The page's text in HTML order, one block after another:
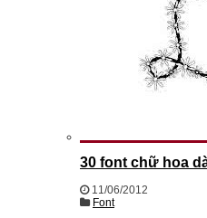
30 font chữ hoa
11/06/2012
Font